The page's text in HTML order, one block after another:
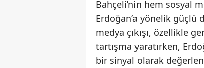
Bahçeli’nin hem sosyal
Erdoğan’a yönelik güçlü
medya çıkışı, özellikle
tartışma yaratırken,
bir sinyal olarak